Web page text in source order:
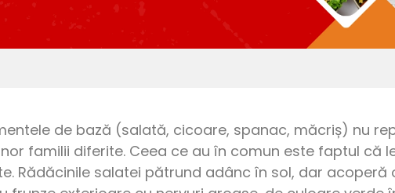
de bază (salată, cicoare, spanac, măcriș) nu
familii diferite. Ceea ce au în comun este faptul că
Rădăcinile salatei pătrund adânc în sol, dar acoperă